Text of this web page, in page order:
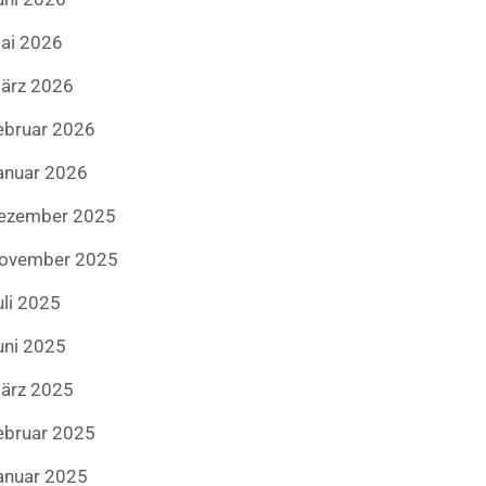
2026
2026
2026
2026
2025
2025
2025
2025
2025
2025
2025